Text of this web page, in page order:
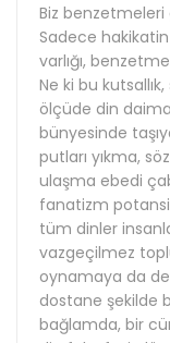
Biz
Sadece
varlığı,
Ne ki bu
ölçüde din
bünyesinde
putları yıkma,
ulaşma ebedi
fanatizm
tüm dinler
vazgeçilmez
oynamaya da
dostane şekilde
bağlamda, bir